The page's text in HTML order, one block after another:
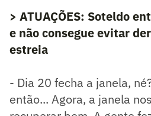
> ATUAÇÕES: Soteldo
e não consegue evitar
estreia
- Dia 20 fecha a janela,
então... Agora, a janela